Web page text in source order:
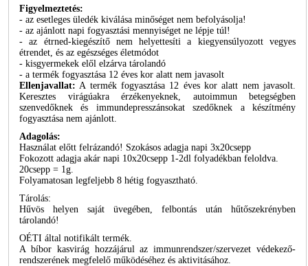
Figyelmeztetés:
- az esetleges üledék kiválása minőséget nem befolyásolja!
- az ajánlott napi fogyasztási mennyiséget ne lépje túl!
- az étrned-kiegészítő nem helyettesíti a kiegyensúlyozott vegyes
étrendet, és az egészséges életmódot
- kisgyermekek elől elzárva tárolandó
- a termék fogyasztása 12 éves kor alatt nem javasolt
Ellenjavallat: A termék fogyasztása 12 éves kor alatt nem javasolt.
Keresztes virágúakra érzékenyeknek, autoimmun betegségben
szenvedőknek és immundepresszánsokat szedőknek a készítmény
fogyasztása nem ajánlott.
Adagolás:
Használat előtt felrázandó! Szokásos adagja napi 3x20csepp
Fokozott adagja akár napi 10x20csepp 1-2dl folyadékban feloldva.
20csepp = 1g.
Folyamatosan legfeljebb 8 hétig fogyasztható.
Tárolás:
Hűvös helyen saját üvegében, felbontás után hűtőszekrényben
tárolandó!
OÉTI által notifikált termék.
A bíbor kasvirág hozzájárul az immunrendszer/szervezet védekező-
rendszerének megfelelő működéséhez és aktivitásához.